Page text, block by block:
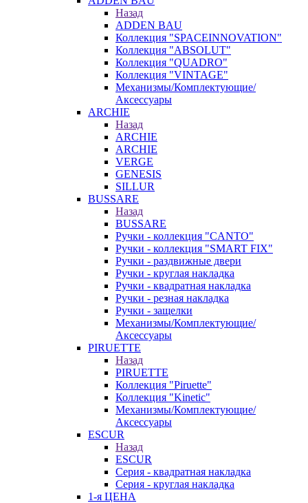
Назад
ADDEN BAU
Коллекция "SPACEINNOVATION"
Коллекция "ABSOLUT"
Коллекция "QUADRO"
Коллекция "VINTAGE"
Механизмы/Комплектующие/
Аксессуары
ARCHIE
Назад
ARCHIE
ARCHIE
VERGE
GENESIS
SILLUR
BUSSARE
Назад
BUSSARE
Ручки - коллекция "CANTO"
Ручки - коллекция "SMART FIX"
Ручки - раздвижные двери
Ручки - круглая накладка
Ручки - квадратная накладка
Ручки - резная накладка
Ручки - защелки
Механизмы/Комплектующие/
Аксессуары
PIRUETTE
Назад
PIRUETTE
Коллекция "Piruette"
Коллекция "Kinetic"
Механизмы/Комплектующие/
Аксессуары
ESCUR
Назад
ESCUR
Серия - квадратная накладка
Серия - круглая накладка
1-я ЦЕНА